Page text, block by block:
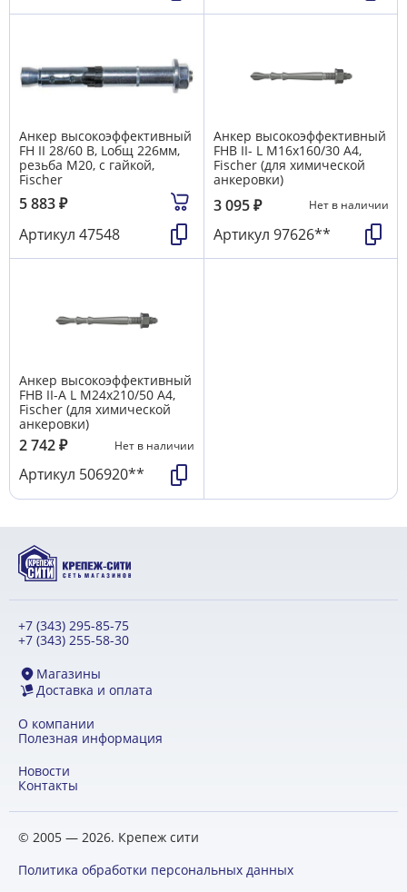
Анкер высокоэффективный
FH II 28/60 B, Lобщ 226мм,
резьба М20, с гайкой,
Fischer
5 883₽
Артикул 47548
Анкер высокоэффективный
FHB II- L М16х160/30 А4,
Fischer (для химической
анкеровки)
3 095₽ Нет в наличии
Артикул 97626**
Анкер высокоэффективный
FHB II-A L М24х210/50 А4,
Fischer (для химической
анкеровки)
2 742₽ Нет в наличии
Артикул 506920**
+7 (343) 295-85-75
+7 (343) 255-58-30
Магазины
Доставка и оплата
О компании
Полезная информация
Новости
Контакты
© 2005 — 2026. Крепеж сити
Политика обработки персональных данных